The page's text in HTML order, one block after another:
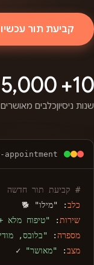
קביעת תור עכשיו
10+
שנות ניסיון
5,000+
כלבים מאושרים
appointment
# קביעת תור חדשה
כלב: "מילו" 🐕
שירות : "טיפוח מלא
מספרה: "בלובס,
מצב: "מאושר" ✓